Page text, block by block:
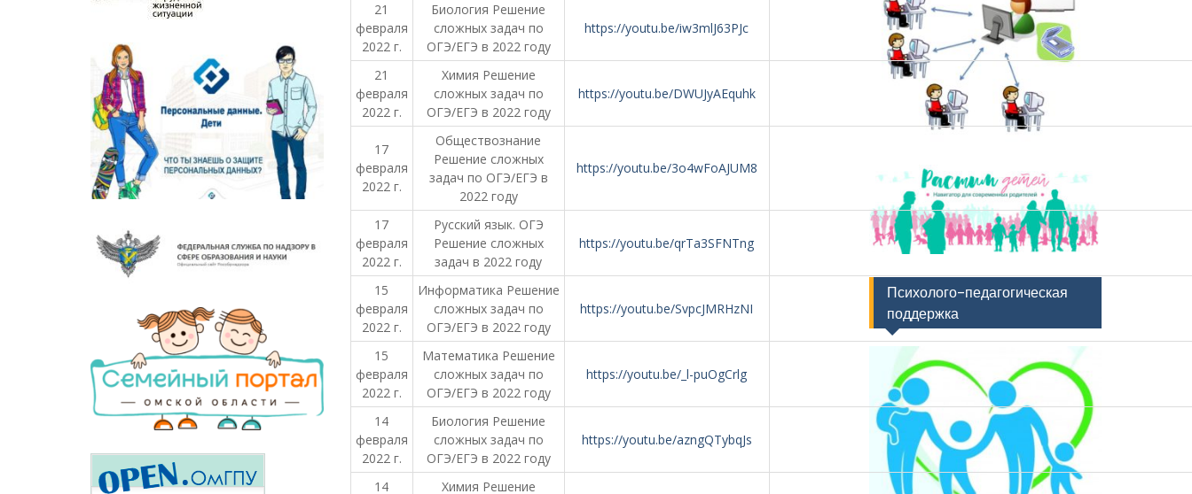
21
февраля
2022 г.
Биология Решение
сложных задач по
ОГЭ/ЕГЭ в 2022 году
https://youtu.be/iw3mlJ63PJc
21
февраля
2022 г.
Химия Решение
сложных задач по
ОГЭ/ЕГЭ в 2022 году
https://youtu.be/DWUJyAEquhk
17
февраля
2022 г.
Обществознание
Решение сложных
задач по ОГЭ/ЕГЭ в
2022 году
https://youtu.be/3o4wFoAJUM8
17
февраля
2022 г.
Русский язык. ОГЭ
Решение сложных
задач в 2022 году
https://youtu.be/qrTa3SFNTng
15
февраля
2022 г.
Информатика Решение
сложных задач по
ОГЭ/ЕГЭ в 2022 году
https://youtu.be/SvpcJMRHzNI
15
февраля
2022 г.
Математика Решение
сложных задач по
ОГЭ/ЕГЭ в 2022 году
https://youtu.be/_l-puOgCrlg
14
февраля
2022 г.
Биология Решение
сложных задач по
ОГЭ/ЕГЭ в 2022 году
https://youtu.be/azngQTybqJs
14 Химия Решение
Психолого-педагогическая
поддержка